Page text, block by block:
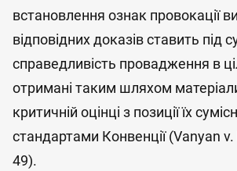
встановлення ознак провокації
відповідних доказів ставить під
справедливість провадження в
отримані таким шляхом
критичній оцінці з позиції їх
стандартами Конвенції (Vanyan
49).